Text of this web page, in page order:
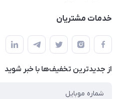
حساب کاربری
لیست محصولات
درباره ما
خدمات مشتریان
قوانین و مقررات
حریم خصوصی
راهنما
از جدید‌ترین تخفیف‌ها با‌ خبر شوید